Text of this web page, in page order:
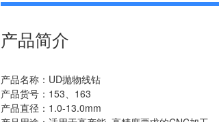
产品简介
产品名称：UD抛物线钻
产品货号：153、163
产品直径：1.0-13.0mm